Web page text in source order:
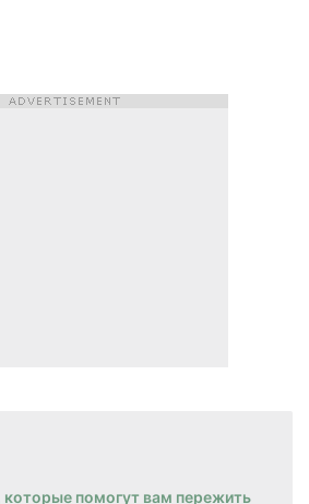
которые помогут вам пережить